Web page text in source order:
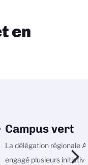
en
Campus vert
La délégation régionale
engagé plusieurs